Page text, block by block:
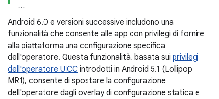
Android 6.0 e versioni successive includono una
funzionalità che consente alle app con privilegi di fornire
alla piattaforma una configurazione specifica
dell'operatore. Questa funzionalità, basata sui privilegi
dell'operatore UICC introdotti in Android 5.1 (Lollipop
MR1), consente di spostare la configurazione
dell'operatore dagli overlay di configurazione statica e